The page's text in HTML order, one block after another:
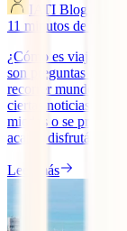
IATI Blog
11 minutos de lectura
¿Cómo es viajar
son preguntas
recorrer mundo sin
ciertas noticias,
miedos o se
acabar
Leer más